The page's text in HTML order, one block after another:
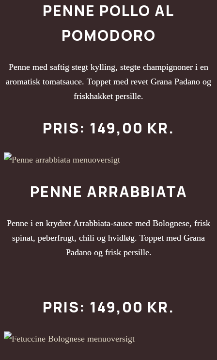
PENNE POLLO AL
POMODORO
Penne med saftig stegt kylling, stegte champignoner i en
aromatisk tomatsauce. Toppet med revet Grana Padano og
friskhakket persille.
PRIS: 149,00 KR.
PENNE ARRABBIATA
Penne i en krydret Arrabbiata-sauce med Bolognese, frisk
spinat, peberfrugt, chili og hvidløg. Toppet med Grana
Padano og frisk persille.
PRIS: 149,00 KR.